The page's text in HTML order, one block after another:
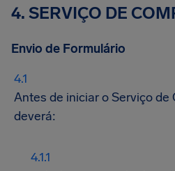
4. SERVIÇO DE
Envio de Formulário
Antes de iniciar o Serviço de
deverá: